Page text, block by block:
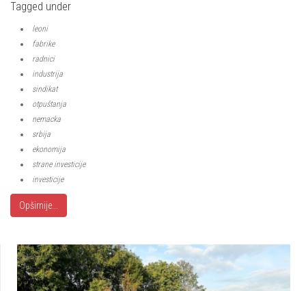
Tagged under
leoni
fabrike
radnici
industrija
sindikat
otpuštanja
nemacka
srbija
ekonomija
strane investicije
investicije
Opširnije...